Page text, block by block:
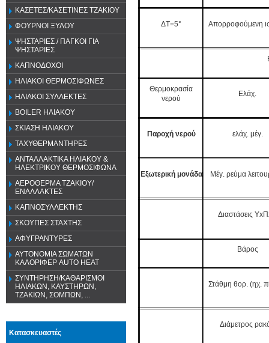
ΚΑΣΕΤΕΣ/ΚΑΣΕΤΙΝΕΣ ΤΖΑΚΙΟΥ
ΦΟΥΡΝΟΙ ΞΥΛΟΥ
ΨΗΣΤΑΡΙΕΣ / ΠΑΓΚΟΙ ΓΙΑ
ΨΗΣΤΑΡΙΕΣ
ΚΑΠΝΟΔΟΧΟΙ
ΗΛΙΑΚΟΙ ΘΕΡΜΟΣΙΦΩΝΕΣ
ΗΛΙΑΚΟΙ ΣΥΛΛΕΚΤΕΣ
BOILER ΗΛΙΑΚΟΥ
ΣΚΙΑΣΗ ΗΛΙΑΚΟΥ
ΤΑΧΥΘΕΡΜΑΝΤΗΡΕΣ
ΑΝΤΑΛΛΑΚΤΙΚΑ ΗΛΙΑΚΟΥ &
ΗΛΕΚΤΡΙΚΟΥ ΘΕΡΜΟΣΙΦΩΝΑ
ΑΕΡΟΘΕΡΜΑ ΤΖΑΚΙΟΥ/
ΕΝΑΛΛΑΚΤΕΣ
ΚΑΠΝΟΣΥΛΛΕΚΤΗΣ
ΣΚΟΥΠΕΣ ΣΤΑΧΤΗΣ
ΑΦΥΓΡΑΝΤΥΡΕΣ
ΑΥΤΟΝΟΜΙΑ ΣΩΜΑΤΩΝ
ΚΑΛΟΡΙΦΕΡ AUTO HEAT
ΣΥΝΤΗΡΗΣΗ/ΚΑΘΑΡΙΣΜΟΙ
ΗΛΙΑΚΩΝ, ΚΑΥΣΤΗΡΩΝ,
ΤΖΑΚΙΩΝ, ΣΟΜΠΩΝ, ...
Κατασκευαστές
ΔT=5° Απορροφούμενη
Θερμοκρασία
νερού
Ελάχ.
Παροχή νερού ελάχ. μέγ.
Εξωτερική μονάδα Μέγ. ρεύμα
Διαστάσεις
Βάρος
Στάθμη θορ. (ηχ.
Διάμετρος